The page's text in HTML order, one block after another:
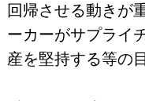
回帰させる動きが
ーカーがサプライ
産を堅持する等の